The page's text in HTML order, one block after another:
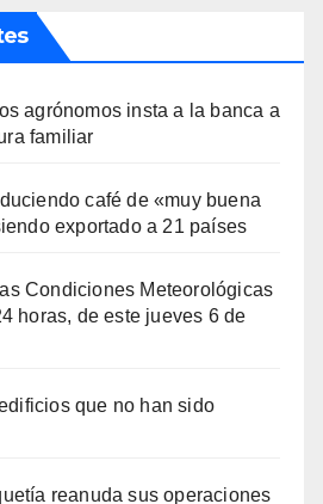
agrónomos insta a la banca a
familiar
café de «muy buena
exportado a 21 países
Condiciones Meteorológicas
horas, de este jueves 6 de
que no han sido
reanuda sus operaciones